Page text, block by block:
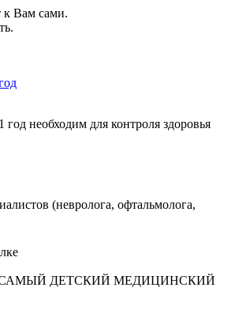
к Вам сами.
необходим для контроля здоровья
(невролога, офтальмолога,
ДЕТСКИЙ МЕДИЦИНСКИЙ